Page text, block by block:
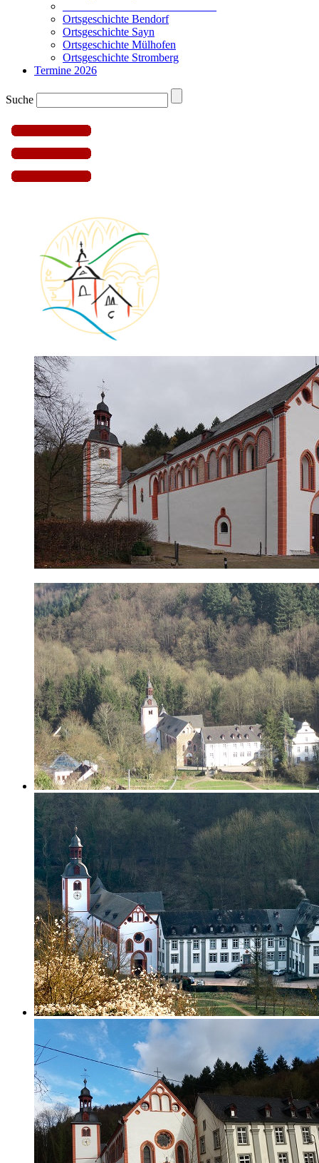
Ortsgeschichte Bendorf
Ortsgeschichte Sayn
Ortsgeschichte Mülhofen
Ortsgeschichte Stromberg
Termine 2026
Suche